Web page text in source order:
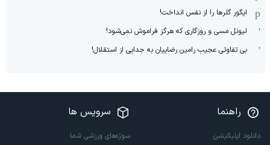
ایگور گلرها را از نفس انداخت!
لیونل مسی و روزگاری که هرگز فراموش نمی‌شود!
بی تفاوتی عجیب رامین رضاییان به جدایی از استقلال!
راهنما
دانلود اپلیکیشن
سرویس ها
سوژه‌های ورزشی شما